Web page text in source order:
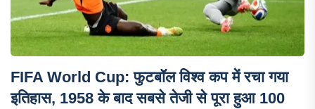
FIFA World Cup: फुटबॉल विश्व कप में रचा गया
इतिहास, 1958 के बाद सबसे तेजी से पूरा हुआ 100